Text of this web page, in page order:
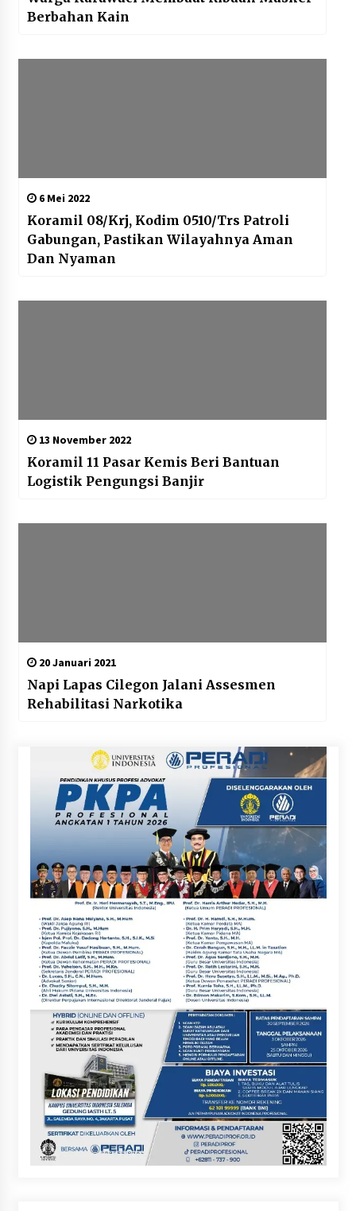
Berbahan Kain
6 Mei 2022
Koramil 08/Krj, Kodim 0510/Trs Patroli
Gabungan, Pastikan Wilayahnya Aman
Dan Nyaman
13 November 2022
Koramil 11 Pasar Kemis Beri Bantuan
Logistik Pengungsi Banjir
20 Januari 2021
Napi Lapas Cilegon Jalani Assesmen
Rehabilitasi Narkotika